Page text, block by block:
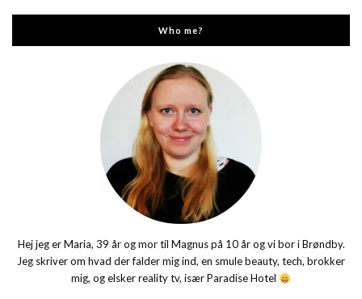
Who me?
Hej jeg er Maria, 39 år og mor til Magnus på 10 år og vi bor i Brøndby.
Jeg skriver om hvad der falder mig ind, en smule beauty, tech, brokker
mig, og elsker reality tv, især Paradise Hotel